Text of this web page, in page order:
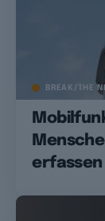
BREAK/THE
erfassen